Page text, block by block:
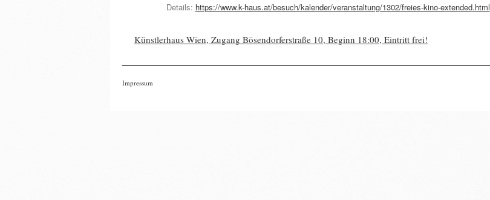
Details: https://www.k-haus.at/besuch/kalender/veranstaltung/1302/freies-kino-extended.html
Künstlerhaus Wien, Zugang Bösendorferstraße 10, Beginn 18:00, Eintritt frei!
Impressum